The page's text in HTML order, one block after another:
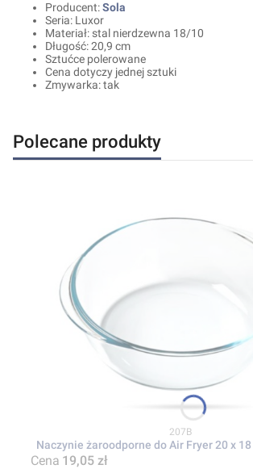
Producent:Sola
Seria: Luxor
Materiał: stal nierdzewna 18/10
Długość: 20,9 cm
Sztućce polerowane
Cena dotyczy jednej sztuki
Zmywarka: tak
Polecane produkty
Kod produktu
207B
Naczynie żaroodporne do Air Fryer 20 x 18
Cena 19,05 zł